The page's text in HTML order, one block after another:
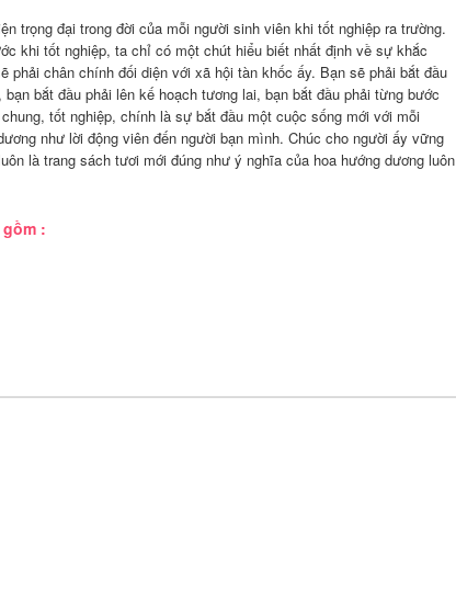
trọng đại trong đời của mỗi người sinh viên khi tốt nghiệp ra trường.
khi tốt nghiệp, ta chỉ có một chút hiểu biết nhất định về sự khắc
phải chân chính đối diện với xã hội tàn khốc ấy. Bạn sẽ phải bắt đầu
bắt đầu phải lên kế hoạch tương lai, bạn bắt đầu phải từng bước
tốt nghiệp, chính là sự bắt đầu một cuộc sống mới với mỗi
như lời động viên đến người bạn mình. Chúc cho người ấy vững
là trang sách tươi mới đúng như ý nghĩa của hoa hướng dương luôn
: